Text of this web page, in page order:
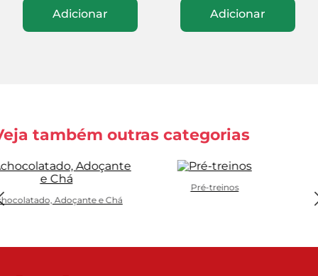
Adicionar Adicionar
também outras categorias
Adoçante e Chá
Pré-treinos